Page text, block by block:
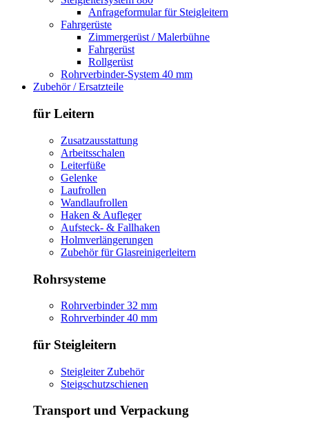
Anfrageformular für Steigleitern
Fahrgerüste
Zimmergerüst / Malerbühne
Fahrgerüst
Rollgerüst
Rohrverbinder-System 40 mm
Zubehör / Ersatzteile
für Leitern
Zusatzausstattung
Arbeitsschalen
Leiterfüße
Gelenke
Laufrollen
Wandlaufrollen
Haken & Aufleger
Aufsteck- & Fallhaken
Holmverlängerungen
Zubehör für Glasreinigerleitern
Rohrsysteme
Rohrverbinder 32 mm
Rohrverbinder 40 mm
für Steigleitern
Steigleiter Zubehör
Steigschutzschienen
Transport und Verpackung